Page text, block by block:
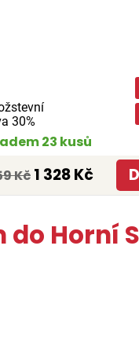
30%
23 kusů
Kč 1 328 Kč
Horní